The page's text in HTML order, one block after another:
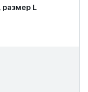
размер L